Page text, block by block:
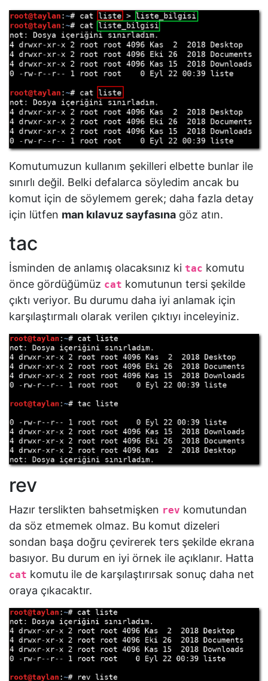
Komutumuzun kullanım şekilleri elbette bunlar ile
sınırlı değil. Belki defalarca söyledim ancak bu
komut için de söylemem gerek; daha fazla detay
için lütfen man kılavuz sayfasına göz atın.
tac
İsminden de anlamış olacaksınız ki tac komutu
önce gördüğümüz cat komutunun tersi şekilde
çıktı veriyor. Bu durumu daha iyi anlamak için
karşılaştırmalı olarak verilen çıktıyı inceleyiniz.
rev
Hazır terslikten bahsetmişken rev komutundan
da söz etmemek olmaz. Bu komut dizeleri
sondan başa doğru çevirerek ters şekilde ekrana
basıyor. Bu durum en iyi örnek ile açıklanır. Hatta
cat komutu ile de karşılaştırırsak sonuç daha net
oraya çıkacaktır.